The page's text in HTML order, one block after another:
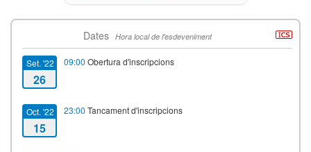
Dates Hora local de l'esdeveniment
Set. '22
26
09:00 Obertura d'inscripcions
Oct. '22
15
23:00 Tancament d'inscripcions